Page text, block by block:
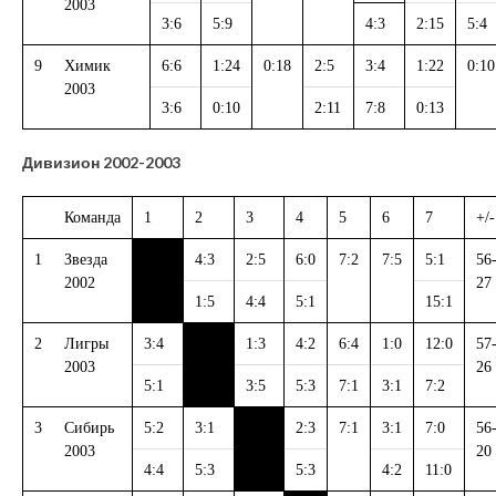
2003
3:6
5:9 4:3 2:15 5:4
9
Химик
2003
6:6 1:24 0:18 2:5 3:4 1:22 0:10
3:6 0:10 2:11 7:8 0:13
Дивизион 2002-2003
Команда 1 2 3 4 5 6 7 +/-
1
Звезда
2002
4:3 2:5 6:0 7:2 7:5 5:1
56-
27
1:5
4:4 5:1 15:1
2
Лигры
2003
3:4 1:3 4:2 6:4 1:0 12:0
57-
26
5:1
3:5 5:3 7:1 3:1 7:2
3
Сибирь
2003
5:2 3:1 2:3 7:1 3:1 7:0
56-
20
4:4
5:3 5:3 4:2 11:0